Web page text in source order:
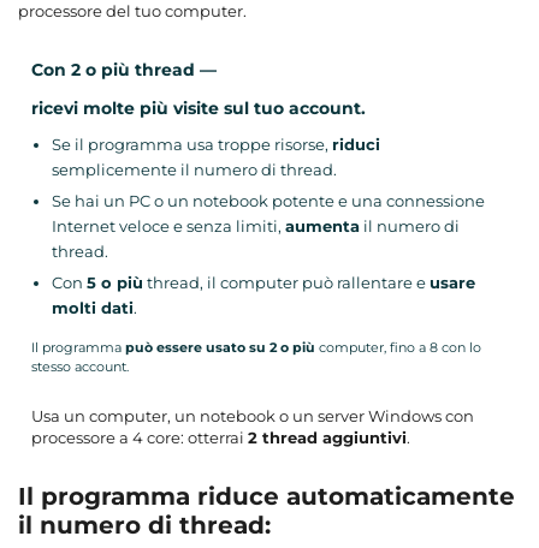
processore del tuo computer.
Con2 o più thread —
ricevi molte più visite sul tuo account.
Se il programma usa troppe risorse, riduci
semplicemente il numero di thread.
Se hai un PC o un notebook potente e una connessione
Internet veloce e senza limiti,aumenta il numero di
thread.
Con5 o più thread, il computer può rallentare eusare
molti dati.
Il programmapuò essere usato su 2 o più computer, fino a 8 con lo
stesso account.
Usa un computer, un notebook o un server Windows con
processore a 4 core: otterrai2 thread aggiuntivi.
Il programma riduce automaticamente
il numero di thread: